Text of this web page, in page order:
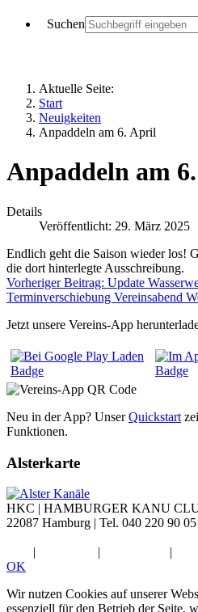
Suchen
Aktuelle Seite:
Start
Neuigkeiten
Anpaddeln am 6. April
Anpaddeln am
Details
Veröffentlicht: 29. März 2025
Endlich geht die Saison wieder los!
die dort hinterlegte Ausschreibung.
Vorheriger Beitrag: Update
Terminverschiebung Vereinsabend
Jetzt unsere Vereins-App
Neu in der App? UnserQuickstart
Funktionen.
Alsterkarte
HKC | HAMBURGER KANU
22087 Hamburg | Tel. 040 220 90 05
| | |
OK
Wir nutzen Cookies auf unserer
essenziell für den Betrieb der Seite,